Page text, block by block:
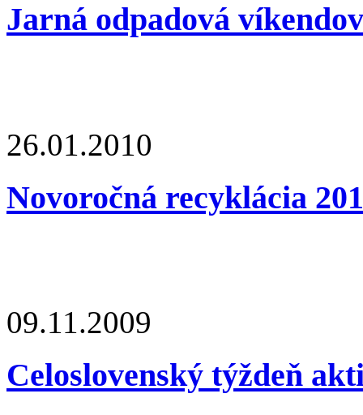
Jarná odpadová
26.01.2010
Novoročná recyklácia
09.11.2009
Celoslovenský týždeň